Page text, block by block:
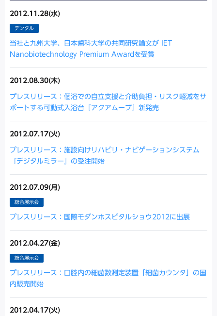
2012.11.28(水)
デンタル
当社と九州大学、日本歯科大学の共同研究論文が IET
Nanobiotechnology Premium Awardを受賞
2012.08.30(木)
プレスリリース：個浴での自立支援と介助負担・リスク軽減をサ
ポートする可動式入浴台『アクアムーブ』新発売
2012.07.17(火)
プレスリリース：施設向けリハビリ・ナビゲーションシステム
『デジタルミラー』の受注開始
2012.07.09(月)
総合展示会
プレスリリース：国際モダンホスピタルショウ2012に出展
2012.04.27(金)
総合展示会
プレスリリース：口腔内の細菌数測定装置「細菌カウンタ」の国
内販売開始
2012.04.17(火)